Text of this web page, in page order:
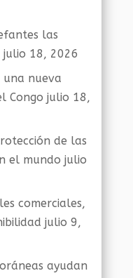
las
julio 18, 2026
una nueva
Congo julio 18,
de las
el mundo julio
comerciales,
julio 9,
ayudan